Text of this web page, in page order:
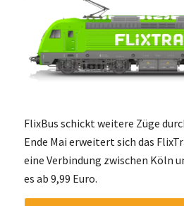
FlixBus schickt weitere Züge
Ende Mai erweitert sich das
eine Verbindung zwischen Köln
es ab 9,99 Euro.